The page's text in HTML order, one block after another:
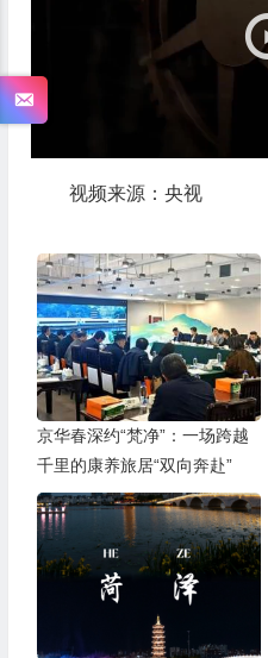
视频来源：央视
京华春深约“梵净”：一场跨越
千里的康养旅居“双向奔赴”